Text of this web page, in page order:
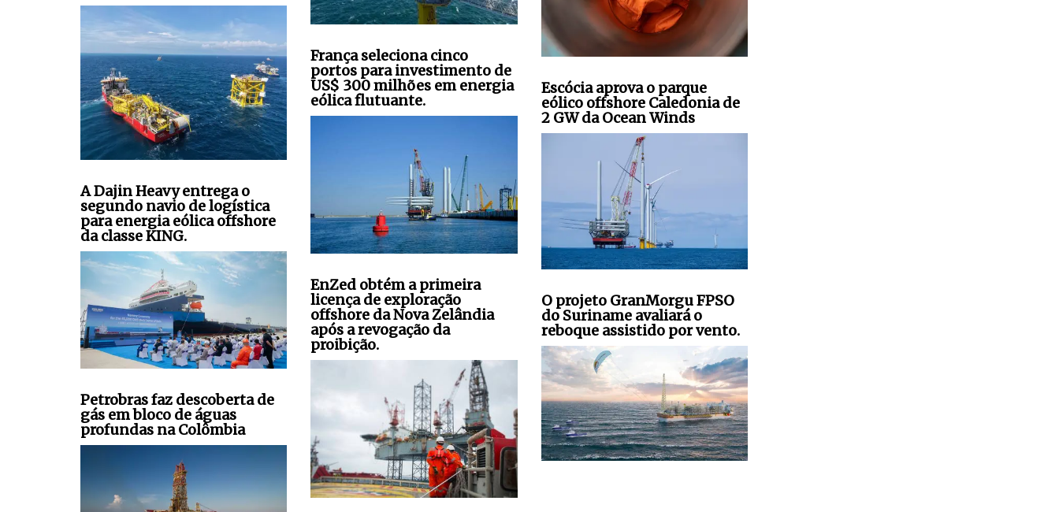
A Dajin Heavy entrega o
segundo navio de logística
para energia eólica offshore
da classe KING.
Petrobras faz descoberta de
gás em bloco de águas
profundas na Colômbia
França seleciona cinco
portos para investimento de
US$ 300 milhões em energia
eólica flutuante.
EnZed obtém a primeira
licença de exploração
offshore da Nova Zelândia
após a revogação da
proibição.
Escócia aprova o parque
eólico offshore Caledonia de
2 GW da Ocean Winds
O projeto GranMorgu FPSO
do Suriname avaliará o
reboque assistido por vento.